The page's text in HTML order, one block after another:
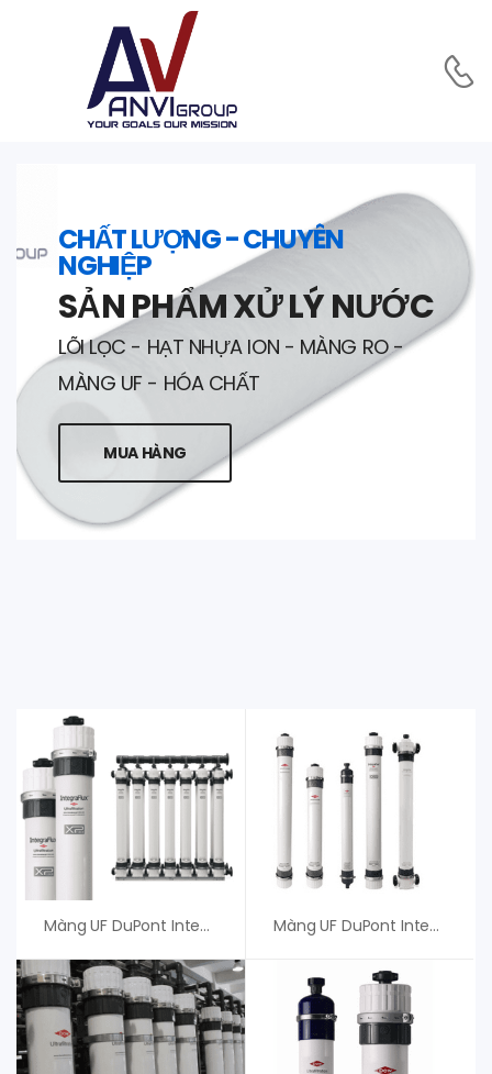
CHẤT LƯỢNG - CHUYÊN
NGHIỆP
SẢN PHẨM XỬ LÝ NƯỚC
LÕI LỌC - HẠT NHỰA ION - MÀNG RO -
MÀNG UF - HÓA CHẤT
MUA HÀNG
Màng UF DuPont IntegraTec MB 25 – An Vi Group Màng UF DuPont IntegraTec MB 38 (Màng Siêu Lọc)-Giá Tốt